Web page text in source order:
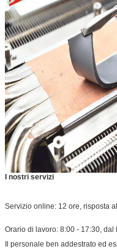
I nostri servizi
Servizio online: 12 ore, risposta
Orario di lavoro: 8:00 - 17:30,
Il personale ben addestrato ed